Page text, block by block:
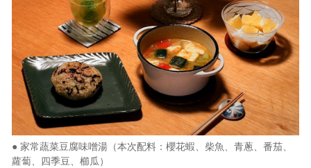
● 家常蔬菜豆腐味噌湯（本次配料：櫻花蝦、柴魚、青蔥、番茄、
蘿蔔、四季豆、櫛瓜）